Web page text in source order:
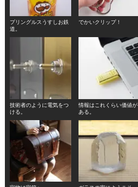
プリングルスうすしお鉄
道。
でかいクリップ！
技術者のように電気をつ
ける。
情報はこれくらい価値が
ある。